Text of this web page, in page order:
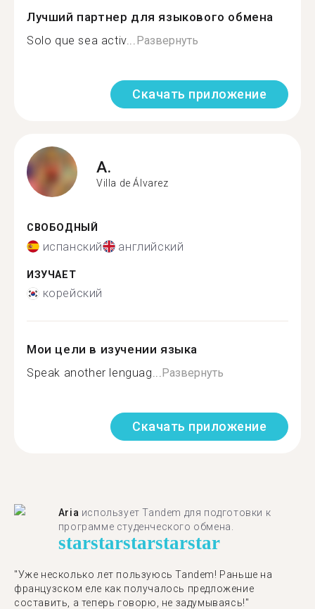
Лучший партнер для языкового обмена
Solo que sea activ...Развернуть
Скачать приложение
A.
Villa de Álvarez
СВОБОДНЫЙ
испанский английский
ИЗУЧАЕТ
корейский
Мои цели в изучении языка
Speak another lenguag...Развернуть
Скачать приложение
Aria использует Tandem для подготовки к
программе студенческого обмена.
starstarstarstarstar
"​​Уже несколько лет пользуюсь Tandem! Раньше на
французском еле как получалось предложение
составить, а теперь говорю, не задумываясь!"